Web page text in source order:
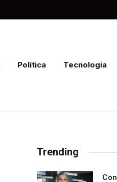
Política Tecnologia
Trending